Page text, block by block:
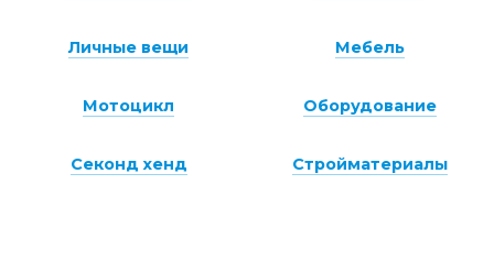
Личные вещи Мебель
Мотоцикл Оборудование
Секонд хенд Стройматериалы